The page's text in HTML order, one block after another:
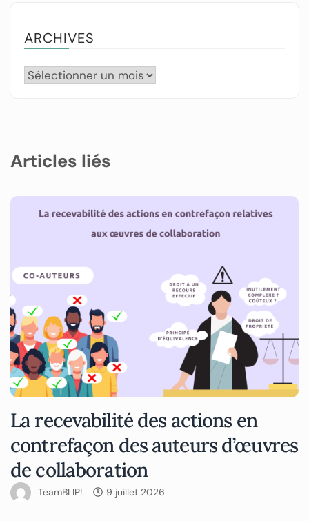
ARCHIVES
Articles liés
La recevabilité des actions en
contrefaçon des auteurs d’œuvres
de collaboration
TeamBLIP! 9 juillet 2026